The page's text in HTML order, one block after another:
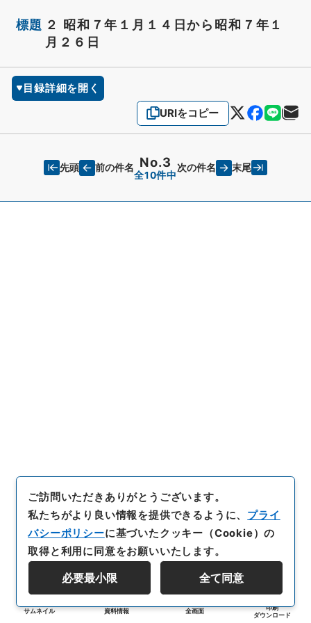
標題 ２ 昭和７年１月１４日から昭和７年１
月２６日
目録詳細を開く
URIをコピー
先頭 前の件名 No.3
全10件中
次の件名 末尾
サムネイル 資料情報 全画面
印刷
ダウンロード
ご訪問いただきありがとうございます。
私たちがより良い情報を提供できるように、 プライ
バシーポリシーに基づいたクッキー（Cookie）の
取得と利用に同意をお願いいたします。
必要最小限 全て同意